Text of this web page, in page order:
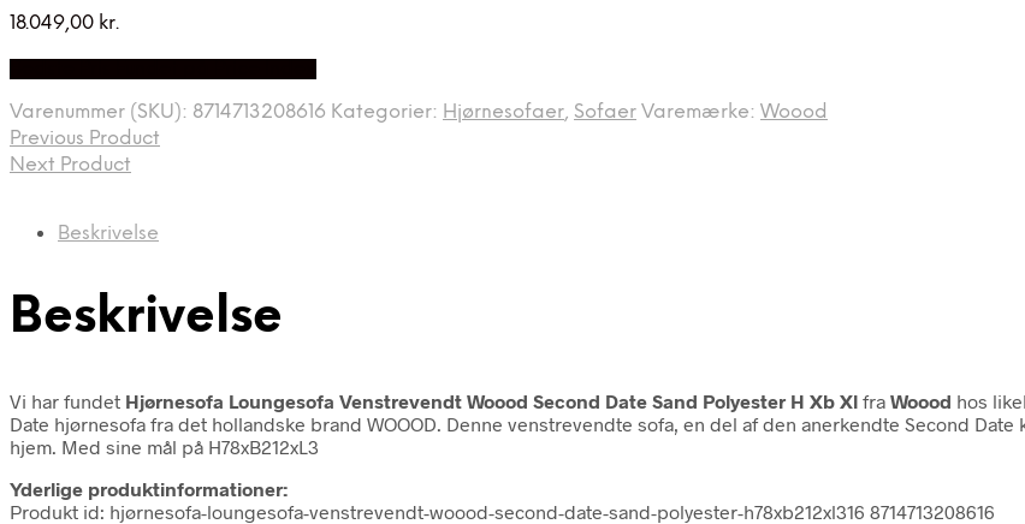
18.049,00 kr.
Varenummer (SKU): 8714713208616 Kategorier: Hjørnesofaer, Sofaer Varemærke: Woood
Previous Product
Next Product
Beskrivelse
Beskrivelse
Vi har fundet Hjørnesofa Loungesofa Venstrevendt Woood Second Date Sand Polyester H Xb Xl fra Woood hos
Date hjørnesofa fra det hollandske brand WOOOD. Denne venstrevendte sofa, en del af den anerkendte Second
hjem. Med sine mål på H78xB212xL3
Yderlige produktinformationer:
Produkt id: hjørnesofa-loungesofa-venstrevendt-woood-second-date-sand-polyester-h78xb212xl316 8714713208616